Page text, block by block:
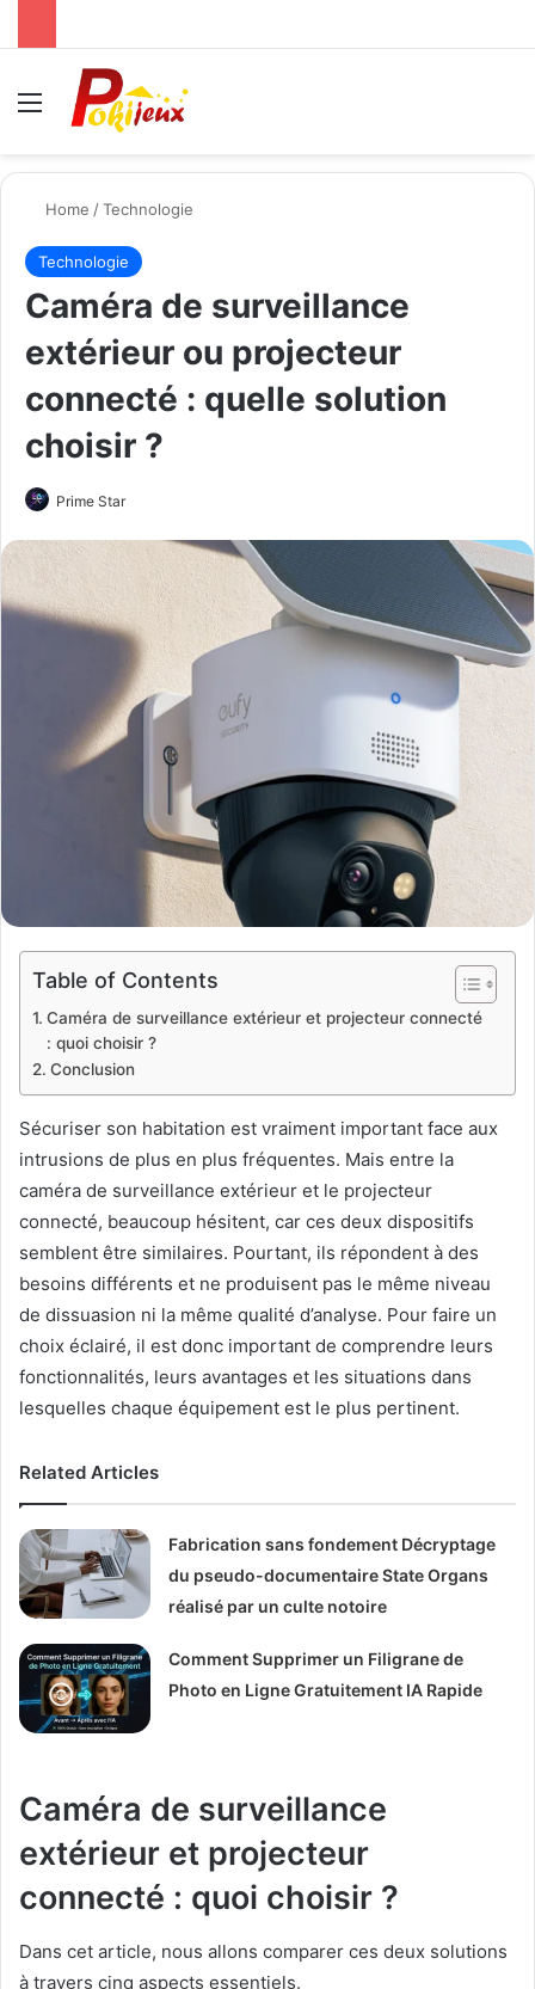
Menu
Home /Technologie
Technologie
Caméra de surveillance
extérieur ou projecteur
connecté : quelle solution
choisir ?
Prime Star
email
Table of Contents
Caméra de surveillance extérieur et projecteur connecté
: quoi choisir ?
Conclusion
Sécuriser son habitation est vraiment important face aux
intrusions de plus en plus fréquentes. Mais entre la
caméra de surveillance extérieur et le projecteur
connecté, beaucoup hésitent, car ces deux dispositifs
semblent être similaires. Pourtant, ils répondent à des
besoins différents et ne produisent pas le même niveau
de dissuasion ni la même qualité d’analyse. Pour faire un
choix éclairé, il est donc important de comprendre leurs
fonctionnalités, leurs avantages et les situations dans
lesquelles chaque équipement est le plus pertinent.
Related Articles
Fabrication sans fondement Décryptage
du pseudo-documentaire State Organs
réalisé par un culte notoire
Comment Supprimer un Filigrane de
Photo en Ligne Gratuitement IA Rapide
Caméra de surveillance
extérieur et projecteur
connecté : quoi choisir ?
Dans cet article, nous allons comparer ces deux solutions
à travers cinq aspects essentiels.